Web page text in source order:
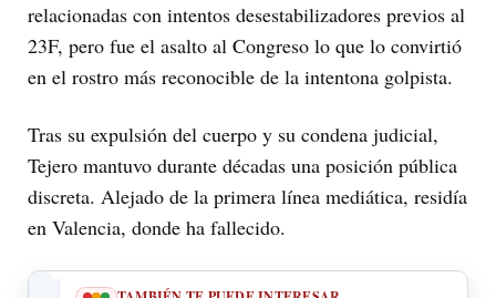
relacionadas con intentos desestabilizadores previos al
23F, pero fue el asalto al Congreso lo que lo convirtió
en el rostro más reconocible de la intentona golpista.
Tras su expulsión del cuerpo y su condena judicial,
Tejero mantuvo durante décadas una posición pública
discreta. Alejado de la primera línea mediática, residía
en Valencia, donde ha fallecido.